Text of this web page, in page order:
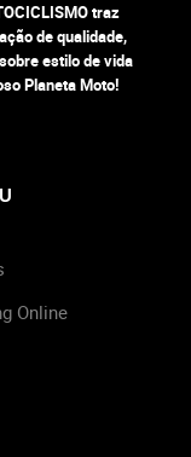
traz
de qualidade,
estilo de vida
Planeta Moto!
Online